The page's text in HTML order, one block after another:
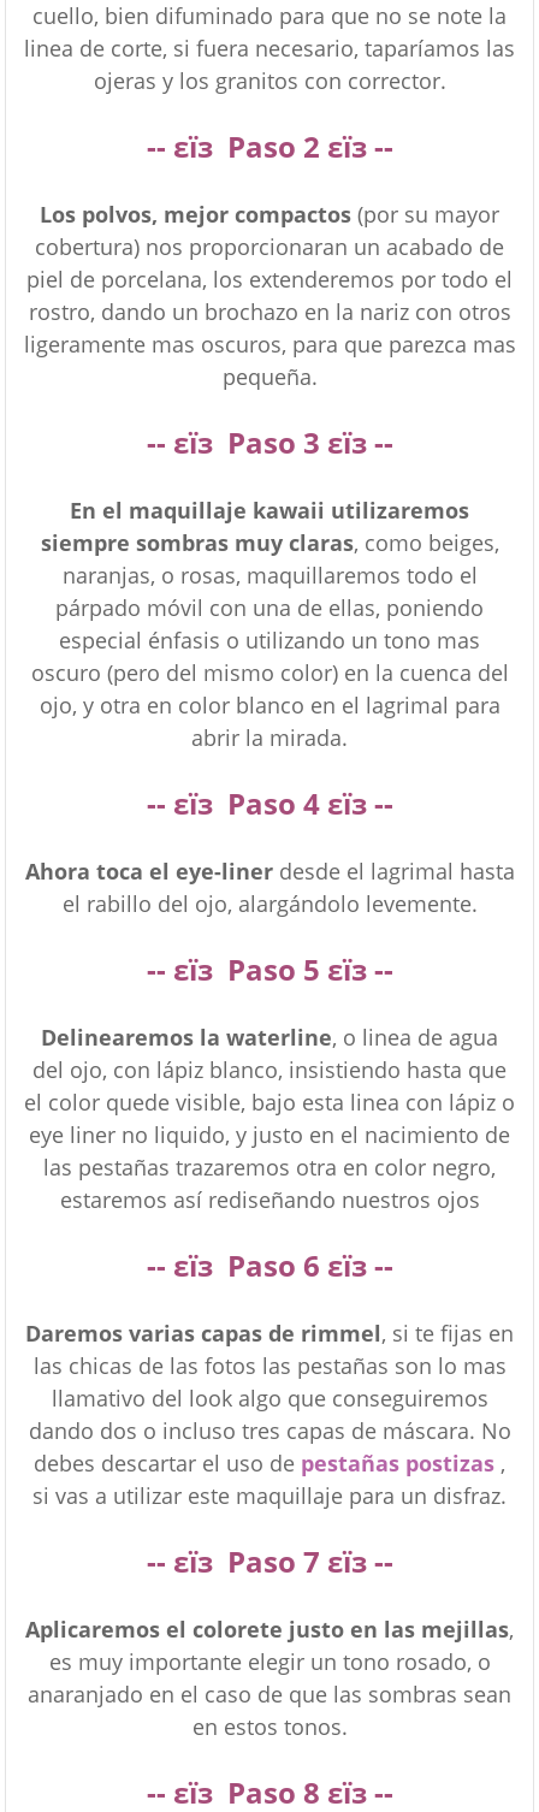
cuello, bien difuminado para que no se note la
linea de corte, si fuera necesario, taparíamos las
ojeras y los granitos con corrector.
-- εїзPaso 2 εїз --
Los polvos, mejor compactos (por su mayor
cobertura) nos proporcionaran un acabado de
piel de porcelana, los extenderemos por todo el
rostro, dando un brochazo en la nariz con otros
ligeramente mas oscuros, para que parezca mas
pequeña.
-- εїзPaso 3 εїз --
En el maquillaje kawaii utilizaremos
siempre sombras muy claras, como beiges,
naranjas, o rosas, maquillaremos todo el
párpado móvil con una de ellas, poniendo
especial énfasis o utilizando un tono mas
oscuro (pero del mismo color) en la cuenca del
ojo, y otra en color blanco en el lagrimal para
abrir la mirada.
-- εїзPaso 4εїз --
Ahora toca el eye-linerdesde el lagrimal hasta
el rabillo del ojo, alargándolo levemente.
-- εїзPaso 5 εїз --
Delinearemos la waterline, o linea de agua
del ojo, con lápiz blanco, insistiendo hasta que
el color quede visible, bajo esta linea con lápiz o
eye liner no liquido, y justo en el nacimiento de
las pestañas trazaremos otra en color negro,
estaremos así rediseñando nuestros ojos
-- εїзPaso 6 εїз --
Daremos varias capas de rimmel, si te fijas en
las chicas de las fotos las pestañas son lo mas
llamativo del look algo que conseguiremos
dando dos o incluso tres capas de máscara. No
debes descartar el uso de pestañas postizas ,
si vas a utilizar este maquillaje para un disfraz.
-- εїзPaso 7 εїз --
Aplicaremos el colorete justo en las mejillas,
es muy importante elegir un tono rosado, o
anaranjado en el caso de que las sombras sean
en estos tonos.
-- εїзPaso 8 εїз --